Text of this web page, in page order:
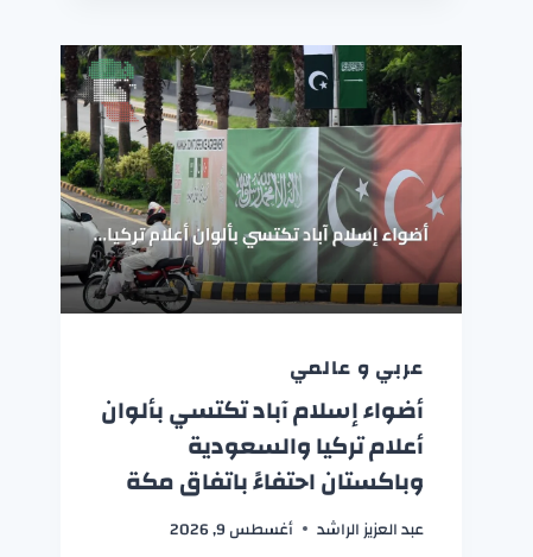
عربي و عالمي
أضواء إسلام آباد تكتسي بألوان
أعلام تركيا والسعودية
وباكستان احتفاءً باتفاق مكة
عبد العزيز الراشد أغسطس 9, 2026